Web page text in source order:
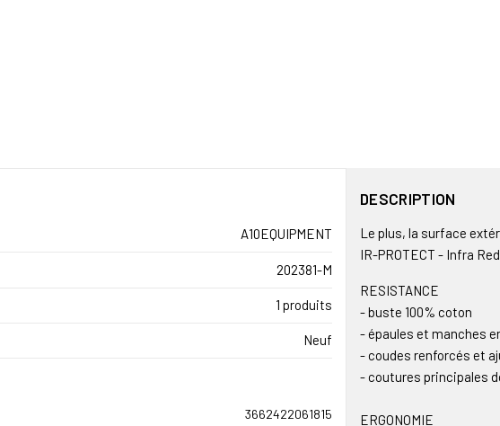
A10EQUIPMENT
202381-M
1 produits
Neuf
3662422061815
DESCRIPTION
Le plus, la surface
IR-PROTECT - Infra
RESISTANCE
- buste 100% coton
- épaules et manches
- coudes renforcés et
- coutures principales
ERGONOMIE